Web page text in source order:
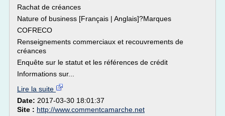
Rachat de créances
Nature of business [Français | Anglais]?Marques
COFRECO
Renseignements commerciaux et recouvrements de
créances
Enquête sur le statut et les références de crédit
Informations sur...
Lire la suite
Date: 2017-03-30 18:01:37
Site : http://www.commentcamarche.net